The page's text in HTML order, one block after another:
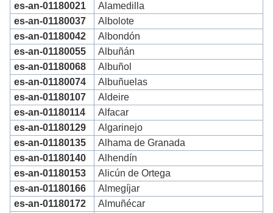
es-an-01180021
Alamedilla
es-an-01180037
Albolote
es-an-01180042
Albondón
es-an-01180055
Albuñán
es-an-01180068
Albuñol
es-an-01180074
Albuñuelas
es-an-01180107
Aldeire
es-an-01180114
Alfacar
es-an-01180129
Algarinejo
es-an-01180135
Alhama de Granada
es-an-01180140
Alhendín
es-an-01180153
Alicún de Ortega
es-an-01180166
Almegíjar
es-an-01180172
Almuñécar